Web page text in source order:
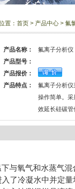
置： 首页 > 产品中心 > 氟
产品名称：
氟离子分析仪
产品型号：
产品报价：
产品特点：
氟离子分析仪
操作简单。
效延长硅碳管
与氧气和水蒸气
了冷凝水中并定